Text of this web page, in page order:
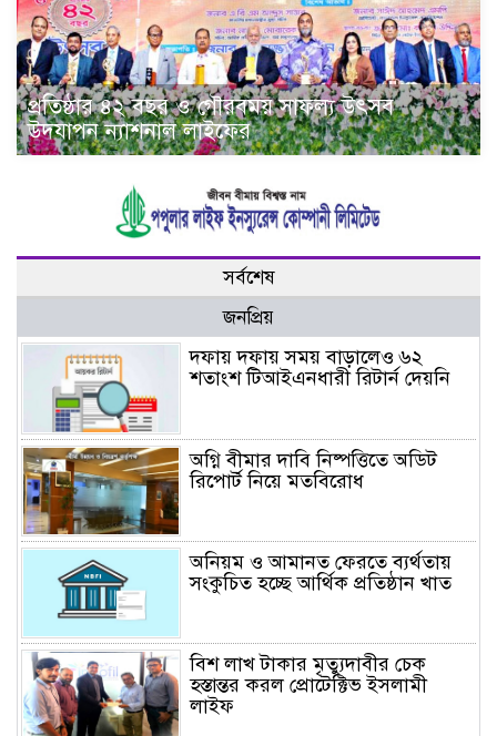
প্রতিষ্ঠার ৪২ বছর ও গৌরবময় সাফল্য উৎসব
উদযাপন ন্যাশনাল লাইফের
সর্বশেষ
জনপ্রিয়
দফায় দফায় সময় বাড়ালেও ৬২
শতাংশ টিআইএনধারী রিটার্ন দেয়নি
অগ্নি বীমার দাবি নিষ্পত্তিতে অডিট
রিপোর্ট নিয়ে মতবিরোধ
অনিয়ম ও আমানত ফেরতে ব্যর্থতায়
সংকুচিত হচ্ছে আর্থিক প্রতিষ্ঠান খাত
বিশ লাখ টাকার মৃত্যুদাবীর চেক
হস্তান্তর করল প্রোটেক্টিভ ইসলামী
লাইফ